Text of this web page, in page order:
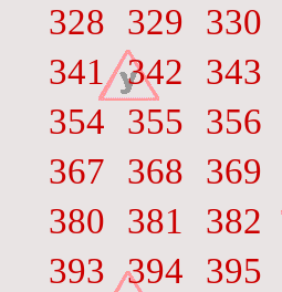
328
329 330
341
342 343
354
355 356
367
368 369
380
381 382
393 394 395